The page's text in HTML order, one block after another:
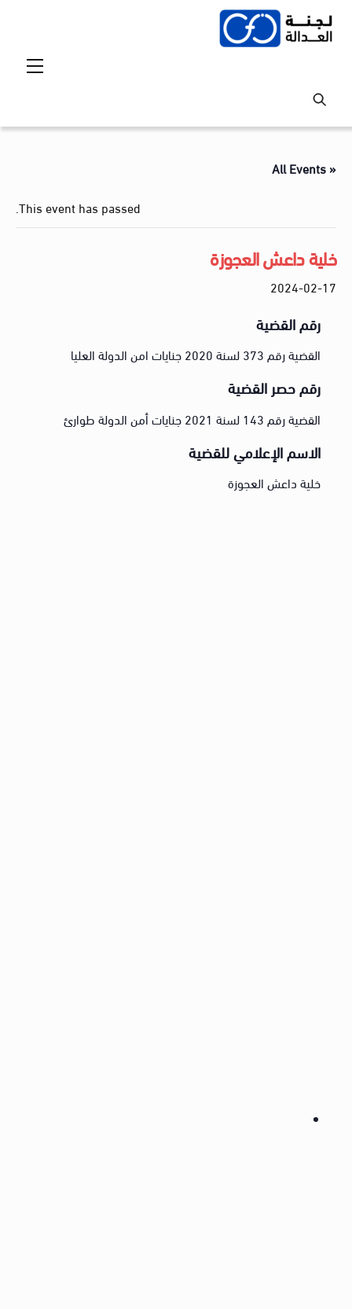
Skip
« All Events
This event has passed.
خلية داعش العجوزة
2024-02-17
رقم القضية
القضية رقم 373 لسنة 2020 جنايات امن الدولة العليا
رقم حصر القضية
القضية رقم 143 لسنة 2021 جنايات أمن الدولة طوارئ
الاسم الإعلامي للقضية
خلية داعش العجوزة